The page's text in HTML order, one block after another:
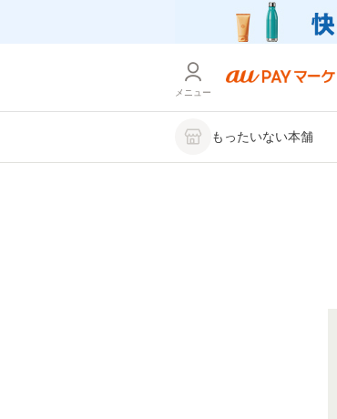
メニュー
もったいない本舗